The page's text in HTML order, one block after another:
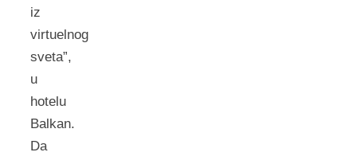
iz
virtuelnog
sveta”,
u
hotelu
Balkan.
Da